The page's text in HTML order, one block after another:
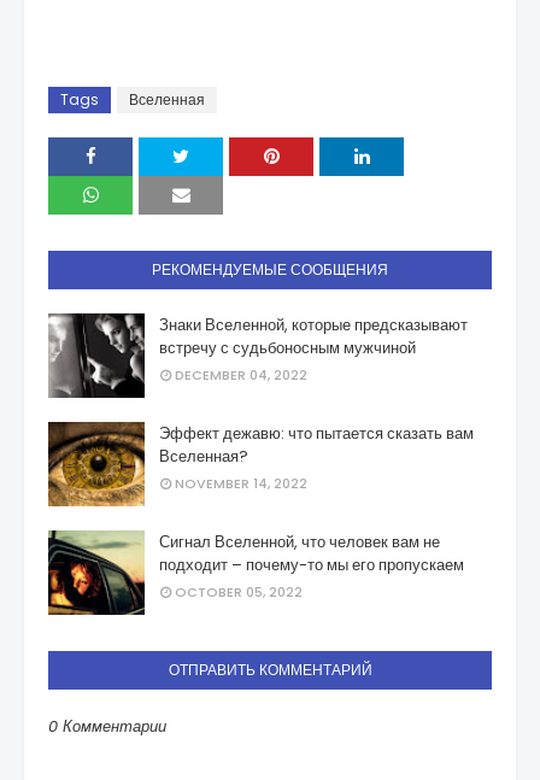
Tags Вселенная
РЕКОМЕНДУЕМЫЕ СООБЩЕНИЯ
Знаки Вселенной, которые предсказывают
встречу с судьбоносным мужчиной
DECEMBER 04, 2022
Эффект дежавю: что пытается сказать вам
Вселенная?
NOVEMBER 14, 2022
Сигнал Вселенной, что человек вам не
подходит – почему-то мы его пропускаем
OCTOBER 05, 2022
ОТПРАВИТЬ КОММЕНТАРИЙ
0 Комментарии